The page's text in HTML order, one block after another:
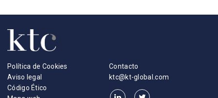
Política de Cookies
Aviso legal
Código Ético
Contacto
ktc@kt-global.com